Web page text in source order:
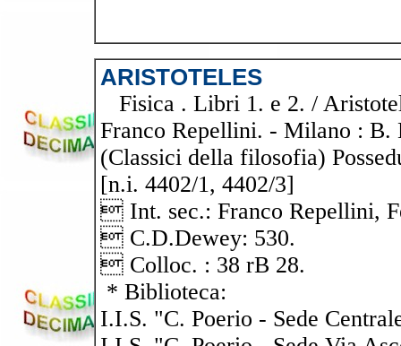
ARISTOTELES
Fisica . Libri 1. e 2. /
Franco Repellini. - Milano : B.
(Classici della filosofia)
[n.i. 4402/1, 4402/3]
 Int. sec.: Franco Repellini,
 C.D.Dewey: 530.
 Colloc. : 38 rB 28.
* Biblioteca:
I.I.S. "C. Poerio - Sede